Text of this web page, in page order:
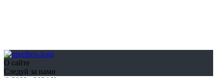
О сайте
Следуй за нами